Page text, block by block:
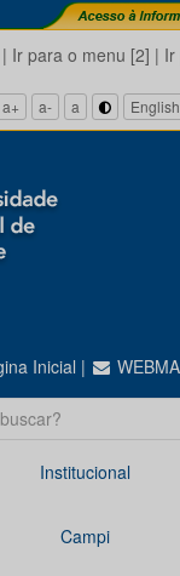
| Ir para o menu [2] | Ir
a+ a- a English
Inicial |
Institucional
Campi